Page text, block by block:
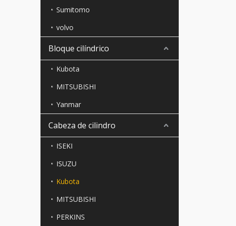
Sumitomo
volvo
Bloque cilíndrico
Kubota
MITSUBISHI
Yanmar
Cabeza de cilindro
ISEKI
ISUZU
Kubota
MITSUBISHI
PERKINS